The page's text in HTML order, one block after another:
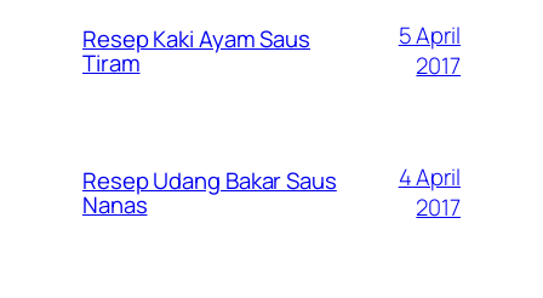
Resep Kaki Ayam Saus
Tiram
5 April
2017
Resep Udang Bakar Saus
Nanas
4 April
2017